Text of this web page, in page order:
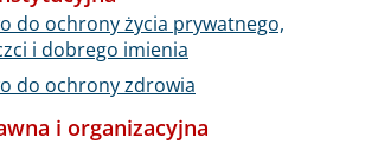
do ochrony życia prywatnego,
i dobrego imienia
do ochrony zdrowia
i organizacyjna